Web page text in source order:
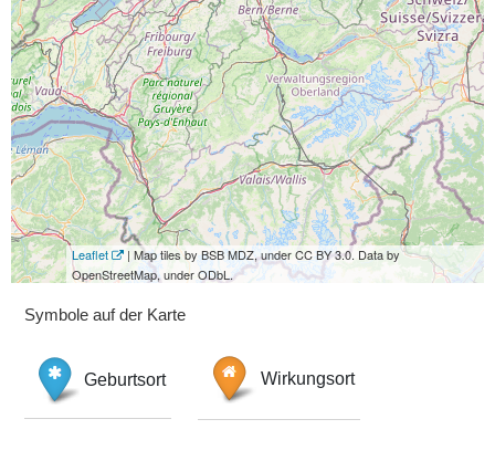
Leaflet
| Map tiles by BSB MDZ, under CC BY 3.0. Data by
OpenStreetMap, under ODbL.
Symbole auf der Karte
Geburtsort Wirkungsort